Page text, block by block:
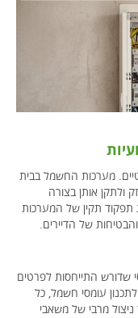
מערכות החשמל בבית
ולתקן אותן בצורה
תפקוד תקין של המערכות
של הדיירים.
שדורש התייחסות לפרטים
עומסי חשמל, כל
ניצול מרבי של משאבי